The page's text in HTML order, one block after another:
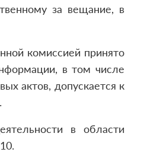
за вещание, в
комиссией принято
в том числе
актов, допускается к
в области